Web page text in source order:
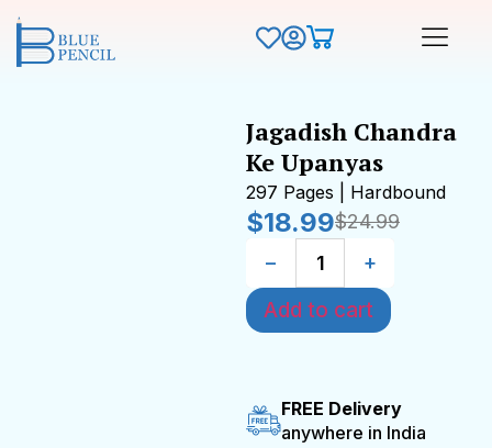
Jagadish Chandra
Ke Upanyas
297 Pages | Hardbound
$24.99
$18.99
−
+
Add to cart
FREE Delivery
anywhere in India